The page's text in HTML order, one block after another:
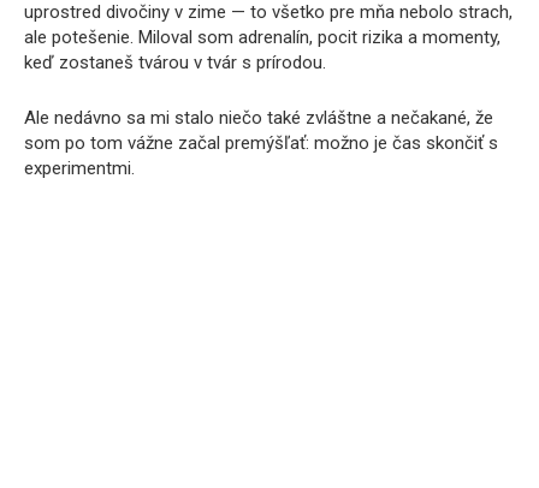
uprostred divočiny v zime — to všetko pre mňa nebolo strach,
ale potešenie. Miloval som adrenalín, pocit rizika a momenty,
keď zostaneš tvárou v tvár s prírodou.
Ale nedávno sa mi stalo niečo také zvláštne a nečakané, že
som po tom vážne začal premýšľať: možno je čas skončiť s
experimentmi.